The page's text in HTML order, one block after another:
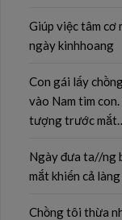
Giúp việc tâm cơ
ngày kinhhoang
Con gái lấy
vào Nam tìm
tượng trước
Ngày đưa ta//ng
mắt khiến cả
Chồng tôi thừa